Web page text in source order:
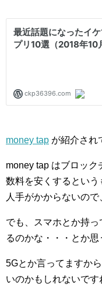
money tap が紹介され
money tap はブロッ
数料を安くするという
人手がかからないので
でも、スマホとか持
るのかな・・・とか思
5Gとか言ってますか
いのかもしれないです